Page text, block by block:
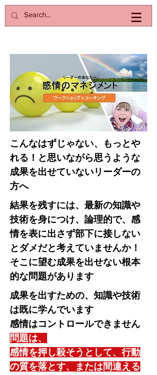
こんなはずじゃない、もっとや
れる！と思いながら思うような
成果を出せていないリーダーの
方へ
​結果を残すには、最新の知識や
技術を身につけ、論理的で、感
情を表に出さず部下に接しない
とダメだと考えていませんか！
そこに望む成果を出せない根本
的な問題があります
​成果を出すための、知識や技術
は既に学んでいます
感情はコントロールできません
問題は、
感情を押し殺そうとして、行動
の質を落とす、または間違える